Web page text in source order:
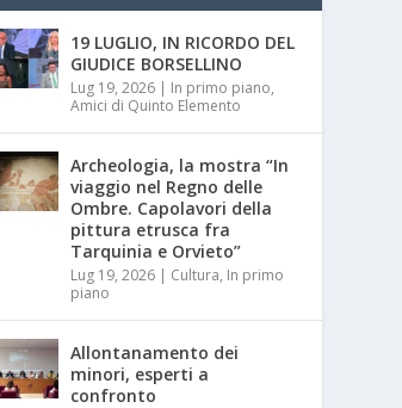
19 LUGLIO, IN RICORDO DEL
GIUDICE BORSELLINO
Lug 19, 2026 | In primo piano,
Amici di Quinto Elemento
Archeologia, la mostra “In
viaggio nel Regno delle
Ombre. Capolavori della
pittura etrusca fra
Tarquinia e Orvieto”
Lug 19, 2026 | Cultura, In primo
piano
Allontanamento dei
minori, esperti a
confronto